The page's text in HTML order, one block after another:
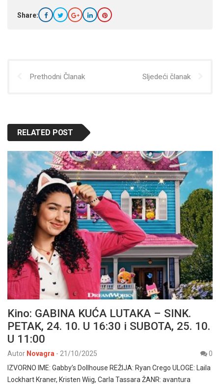
Share:
Prethodni Članak Sljedeći članak
RELATED POST
Kino: GABINA KUĆA LUTAKA – SINK.
PETAK, 24. 10. U 16:30 i SUBOTA, 25. 10.
U 11:00
Autor Novagra - 21/10/2025
0
IZVORNO IME: Gabby’s Dollhouse REŽIJA: Ryan Crego ULOGE: Laila
Lockhart Kraner, Kristen Wiig, Carla Tassara ŽANR: avantura